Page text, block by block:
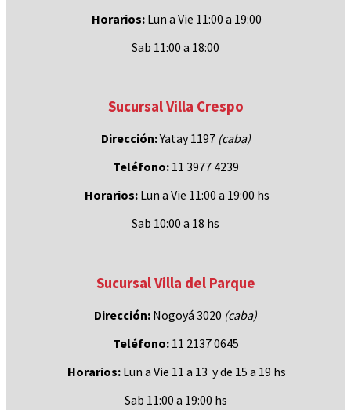
Horarios: Lun a Vie 11:00 a 19:00
Sab 11:00 a 18:00
Sucursal Villa Crespo
Dirección:Yatay 1197 (caba)
Teléfono:11 3977 4239
Horarios:Lun a Vie 11:00 a 19:00 hs
Sab 10:00 a 18 hs
Sucursal Villa del Parque
Dirección: Nogoyá 3020 (caba)
Teléfono:11 2137 0645
Horarios: Lun a Vie 11 a 13 y de 15 a 19 hs
Sab 11:00 a 19:00 hs